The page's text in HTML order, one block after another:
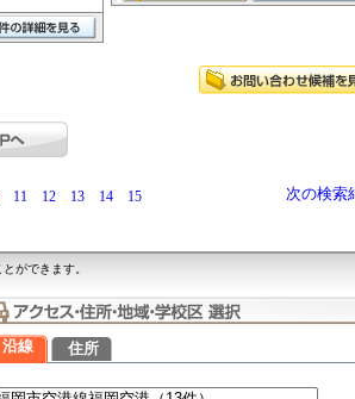
11 12 13 14 15 次の検索
ができます。
沿線 住所